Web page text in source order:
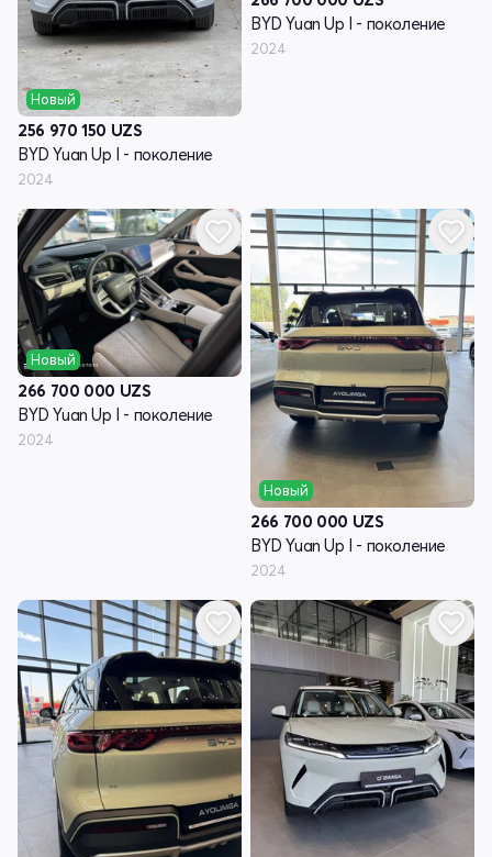
Новый
256 970 150 UZS
BYD Yuan Up I - поколение
2024
BYD Yuan Up I - поколение
2024
Новый
266 700 000 UZS
BYD Yuan Up I - поколение
2024
Новый
266 700 000 UZS
BYD Yuan Up I - поколение
2024